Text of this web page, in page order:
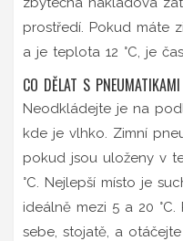
prostředí. Pokud máte
a je teplota 12 °C, je
CO DĚLAT S
Neodkládejte je na
kde je vlhko. Zimní
pokud jsou uloženy v
°C. Nejlepší místo je
ideálně mezi 5 a 20
sebe, stojatě, a